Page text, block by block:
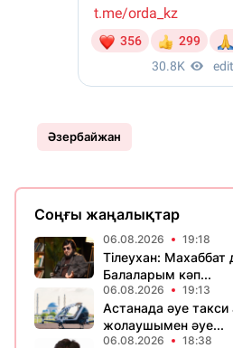
Әзербайжан
Соңғы жаңалықтар
06.08.2026 19:18
Тілеухан: Махаббат
Балаларым кәп...
06.08.2026 19:13
Астанада әуе такси
жолаушымен әуе...
06.08.2026 18:38